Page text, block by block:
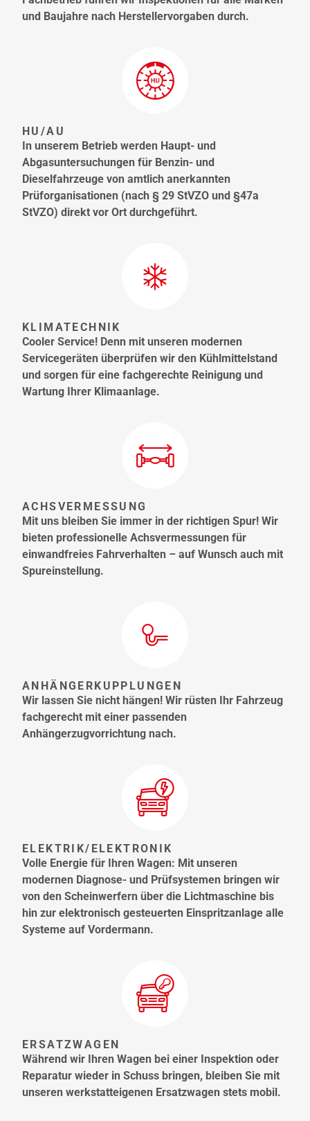
und Baujahre nach Herstellervorgaben durch.
HU/AU
In unserem Betrieb werden Haupt- und
Abgasuntersuchungen für Benzin- und
Dieselfahrzeuge von amtlich anerkannten
Prüforganisationen (nach § 29 StVZO und §47a
StVZO) direkt vor Ort durchgeführt.
KLIMATECHNIK
Cooler Service! Denn mit unseren modernen
Servicegeräten überprüfen wir den Kühlmittelstand
und sorgen für eine fachgerechte Reinigung und
Wartung Ihrer Klimaanlage.
ACHSVERMESSUNG
Mit uns bleiben Sie immer in der richtigen Spur! Wir
bieten professionelle Achsvermessungen für
einwandfreies Fahrverhalten – auf Wunsch auch mit
Spureinstellung.
ANHÄNGERKUPPLUNGEN
Wir lassen Sie nicht hängen! Wir rüsten Ihr Fahrzeug
fachgerecht mit einer passenden
Anhängerzugvorrichtung nach.
ELEKTRIK/ELEKTRONIK
Volle Energie für Ihren Wagen: Mit unseren
modernen Diagnose- und Prüfsystemen bringen wir
von den Scheinwerfern über die Lichtmaschine bis
hin zur elektronisch gesteuerten Einspritzanlage alle
Systeme auf Vordermann.
ERSATZWAGEN
Während wir Ihren Wagen bei einer Inspektion oder
Reparatur wieder in Schuss bringen, bleiben Sie mit
unseren werkstatteigenen Ersatzwagen stets mobil.